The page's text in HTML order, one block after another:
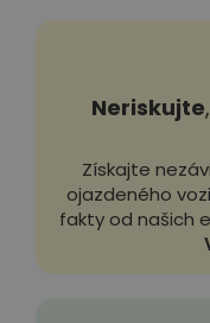
Neriskujte
Získajte
ojazdeného
fakty od našich